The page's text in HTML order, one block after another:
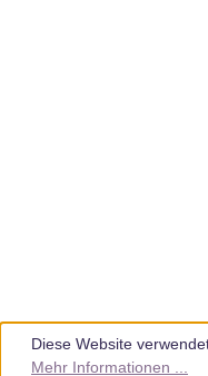
Diese Website
Mehr Informationen ...